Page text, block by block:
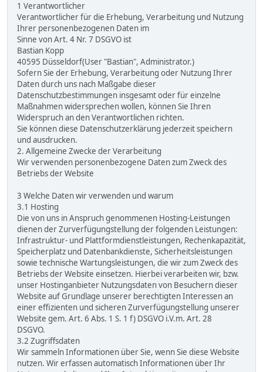
1 Verantwortlicher
Verantwortlicher für die Erhebung, Verarbeitung und Nutzung
Ihrer personenbezogenen Daten im
Sinne von Art. 4 Nr. 7 DSGVO ist
Bastian Kopp
40595 Düsseldorf(User "Bastian", Administrator.)
Sofern Sie der Erhebung, Verarbeitung oder Nutzung Ihrer
Daten durch uns nach Maßgabe dieser
Datenschutzbestimmungen insgesamt oder für einzelne
Maßnahmen widersprechen wollen, können Sie Ihren
Widerspruch an den Verantwortlichen richten.
Sie können diese Datenschutzerklärung jederzeit speichern
und ausdrucken.
2. Allgemeine Zwecke der Verarbeitung
Wir verwenden personenbezogene Daten zum Zweck des
Betriebs der Website
3 Welche Daten wir verwenden und warum
3.1 Hosting
Die von uns in Anspruch genommenen Hosting-Leistungen
dienen der Zurverfügungstellung der folgenden Leistungen:
Infrastruktur- und Plattformdienstleistungen, Rechenkapazität,
Speicherplatz und Datenbankdienste, Sicherheitsleistungen
sowie technische Wartungsleistungen, die wir zum Zweck des
Betriebs der Website einsetzen. Hierbei verarbeiten wir, bzw.
unser Hostinganbieter Nutzungsdaten von Besuchern dieser
Website auf Grundlage unserer berechtigten Interessen an
einer effizienten und sicheren Zurverfügungstellung unserer
Website gem. Art. 6 Abs. 1 S. 1 f) DSGVO i.V.m. Art. 28
DSGVO.
3.2 Zugriffsdaten
Wir sammeln Informationen über Sie, wenn Sie diese Website
nutzen. Wir erfassen automatisch Informationen über Ihr